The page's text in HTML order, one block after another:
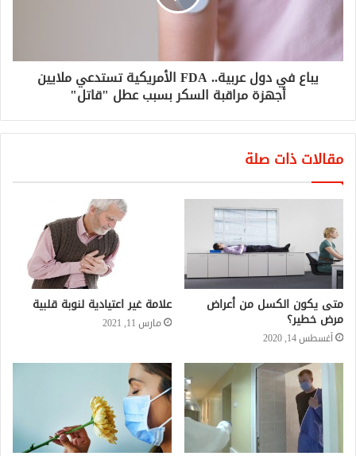
يباع في دول عربية.. FDA الأمريكية تستدعي ملايين
أجهزة مراقبة السكر بسبب عطل "قاتل"
مقالات ذات صلة
متى يكون الكسل من أعراض
مرض خطير؟
أغسطس 14, 2020
علامة غير اعتيادية لنوبة قلبية
مارس 11, 2021